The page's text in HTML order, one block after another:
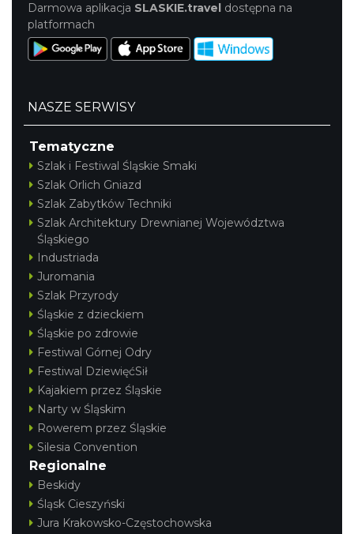
Darmowa aplikacja SLASKIE.travel dostępna na
platformach
NASZE SERWISY
Tematyczne
Szlak i Festiwal Śląskie Smaki
Szlak Orlich Gniazd
Szlak Zabytków Techniki
Szlak Architektury Drewnianej Województwa
Śląskiego
Industriada
Juromania
Szlak Przyrody
Śląskie z dzieckiem
Śląskie po zdrowie
Festiwal Górnej Odry
Festiwal DziewięćSił
Kajakiem przez Śląskie
Narty w Śląskim
Rowerem przez Śląskie
Silesia Convention
Regionalne
Beskidy
Śląsk Cieszyński
Jura Krakowsko-Częstochowska